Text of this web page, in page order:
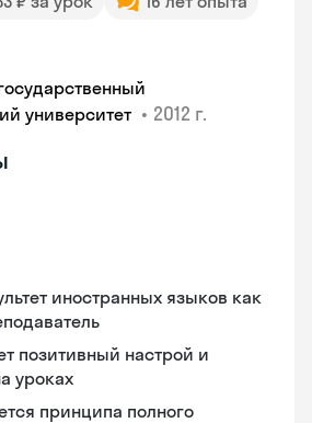
университет • 2012 г.
иностранных языков как
позитивный настрой и
уроках
принципа полного